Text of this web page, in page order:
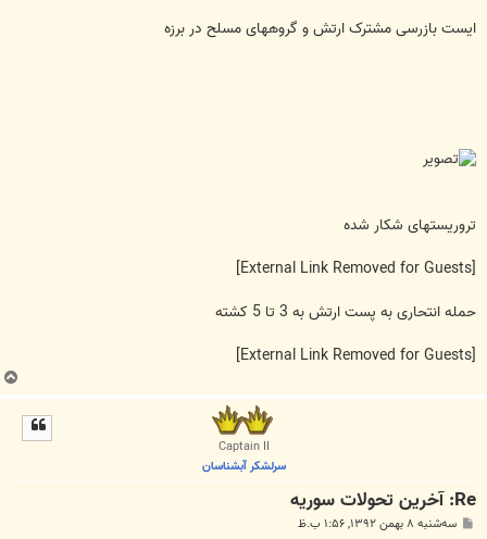
ایست بازرسی مشترک ارتش و گروههای مسلح در برزه
تروریستهای شکار شده
حمله انتحاری به پست ارتش به 3 تا 5 کشته
ب
ا
Captain II
سرلشکر آبشناسان
Re: آخرين تحولات سوريه
پ سه‌شنبه ۸ بهمن ۱۳۹۲, ۱:۵۶ ب.ظ